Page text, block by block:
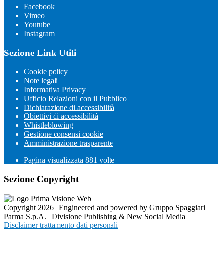
Facebook
Vimeo
Youtube
Instagram
Sezione Link Utili
Cookie policy
Note legali
Informativa Privacy
Ufficio Relazioni con il Pubblico
Dichiarazione di accessibilità
Obiettivi di accessibilità
Whistleblowing
Gestione consensi cookie
Amministrazione trasparente
Pagina visualizzata 881 volte
Sezione Copyright
Copyright 2026 | Engineered and powered by Gruppo Spaggiari
Parma S.p.A. | Divisione Publishing & New Social Media
Disclaimer trattamento dati personali